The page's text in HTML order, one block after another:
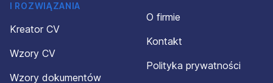
I ROZWIĄZANIA
Kreator CV
Wzory CV
Wzory dokumentów
O firmie
Kontakt
Polityka prywatności